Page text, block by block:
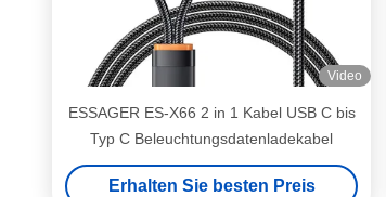
Video
ESSAGER ES-X66 2 in 1 Kabel USB C bis
Typ C Beleuchtungsdatenladekabel
Erhalten Sie besten Preis